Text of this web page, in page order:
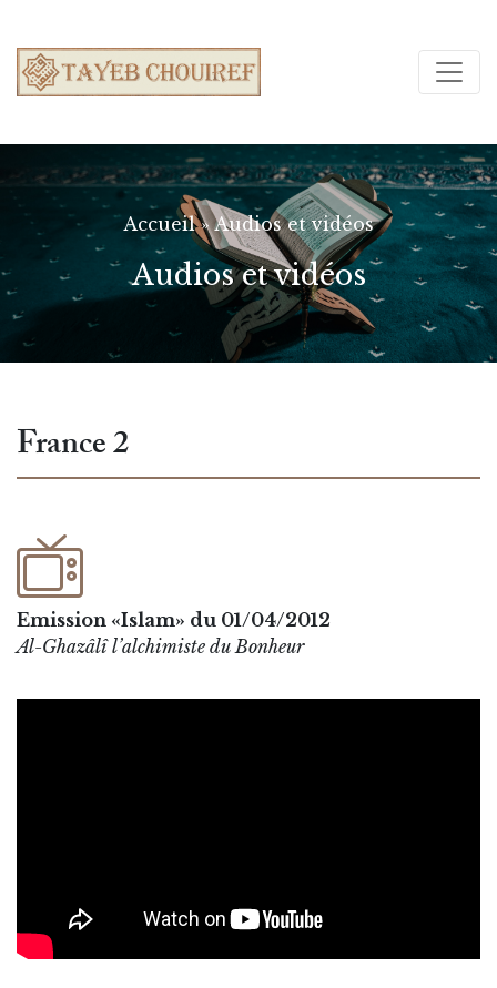
Accueil»Audios et vidéos
Audios et vidéos
France 2
Emission «Islam» du 01/04/2012
Al-Ghazâlî l’alchimiste du Bonheur